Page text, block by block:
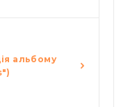
альбому